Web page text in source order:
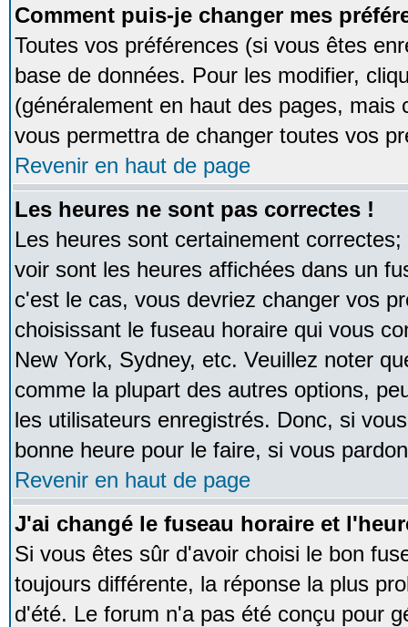
Comment puis-je changer mes
Toutes vos préférences (si vous êtes
base de données. Pour les modifier,
(généralement en haut des pages,
vous permettra de changer toutes vos
Revenir en haut de page
Les heures ne sont pas correctes !
Les heures sont certainement
voir sont les heures affichées dans un
c'est le cas, vous devriez changer vos
choisissant le fuseau horaire qui vous
New York, Sydney, etc. Veuillez noter
comme la plupart des autres options,
les utilisateurs enregistrés. Donc, si
bonne heure pour le faire, si vous
Revenir en haut de page
J'ai changé le fuseau horaire et
Si vous êtes sûr d'avoir choisi le bon
toujours différente, la réponse la plus
d'été. Le forum n'a pas été conçu pour